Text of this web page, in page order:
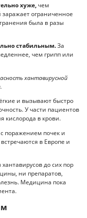
хуже, чем
ограниченное
была в разы
стабильным.За
чем грипп или
хантавирусной
и вызывают быстро
У части пациентов
кислорода в крови.
поражением почек и
в Европе и
до сих пор
ни препаратов,
Медицина пока